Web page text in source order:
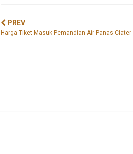
PREV
Harga Tiket Masuk Pemandian Air Panas Ciater